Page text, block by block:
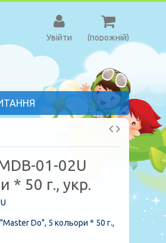
(порожній)
Увійти
01-02U
* 50 г., укр.
Do", 5 кольори * 50 г.,